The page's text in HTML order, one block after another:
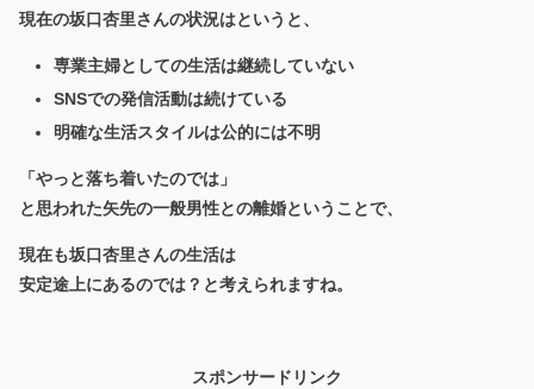
現在の坂口杏里さんの状況はというと、
専業主婦としての生活は継続していない
SNSでの発信活動は続けている
明確な生活スタイルは公的には不明
「やっと落ち着いたのでは」
と思われた矢先の一般男性との離婚ということで、
現在も坂口杏里さんの生活は
安定途上にあるのでは？と考えられますね。
スポンサードリンク